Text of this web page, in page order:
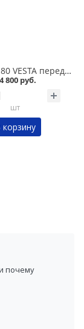
Бампер 2180 VESTA передний Технопласт в Кургане
4 800 руб.
шт
корзину
почему